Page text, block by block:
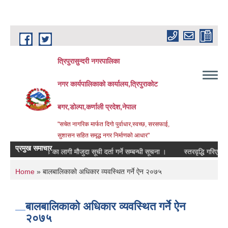
Skip to main content
त्रिपुरासुन्दरी नगरपालिका
नगर कार्यपालिकाको कार्यालय,त्रिपुराकोट
बगर,डोल्पा,कर्णाली प्रदेश,नेपाल
"सचेत नागरिक मार्फत दिगो पुर्वाधार,स्वच्छ, सरसफाई,
सुशासन सहित समृद्ध नगर निर्माणको आधार"
प्रमुख समाचार
का लागी मौजुदा सूची दर्ता गर्ने सम्बन्धी सूचना । स्तरवृद्धि गरिएको
You are here
Home » बालबालिकाको अधिकार व्यवस्थित गर्ने ऐन २०७५
बालबालिकाको अधिकार व्यवस्थित गर्ने ऐन
२०७५